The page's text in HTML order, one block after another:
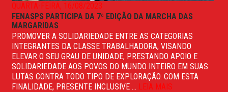
QUARTA-FEIRA, 16/08/2023
FENASPS PARTICIPA DA 7ª EDIÇÃO DA MARCHA DAS
MARGARIDAS
PROMOVER A SOLIDARIEDADE ENTRE AS CATEGORIAS
INTEGRANTES DA CLASSE TRABALHADORA, VISANDO
ELEVAR O SEU GRAU DE UNIDADE, PRESTANDO APOIO E
SOLIDARIEDADE AOS POVOS DO MUNDO INTEIRO EM SUAS
LUTAS CONTRA TODO TIPO DE EXPLORAÇÃO. COM ESTA
FINALIDADE, PRESENTE INCLUSIVE ... LEIA MAIS